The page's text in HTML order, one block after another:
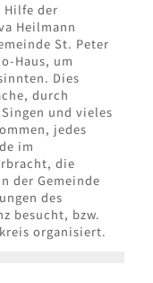
Hilfe der
Heilmann
St. Peter
Haus, um
Dies
durch
und vieles
jedes
im
die
der Gemeinde
des
besucht, bzw.
organisiert.